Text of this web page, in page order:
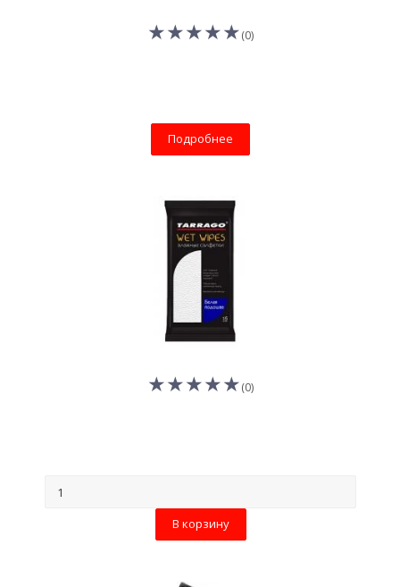
(0)
Подробнее
(0)
В корзину